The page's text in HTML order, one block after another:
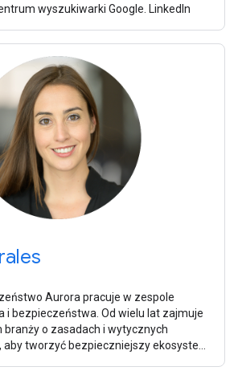
wyszukiwarki Google. LinkedIn
Aurora pracuje w zespole
i bezpieczeństwa. Od wielu lat zajmuje
o zasadach i wytycznych
aby tworzyć bezpieczniejszy ekosystem